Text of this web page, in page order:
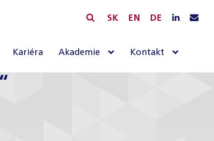
SK EN DE
Kariéra Akademie Kontakt